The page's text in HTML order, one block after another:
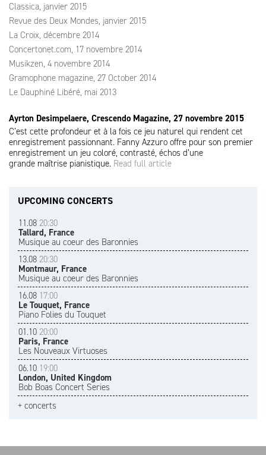
Classica, janvier 2015
Revue des Deux Mondes, janvier 2015
La Croix, décembre 2014
Concertonet.com, 17 novembre 2014
Musikzen, 4 novembre 2014
Gramophone magazine, 27 October 2014
Le Dauphiné Libéré, mai 2013
Ayrton Desimpelaere, Crescendo Magazine, 27 novembre 2015
C’est cette profondeur et à la fois ce jeu naturel qui rendent cet
enregistrement passionnant. Fanny Azzuro offre pour son premier
enregistrement un jeu coloré, contrasté, échos d’une
grande maîtrise pianistique. Read full article
UPCOMING CONCERTS
11.08 20:30
Tallard, France
Musique au coeur des Baronnies
13.08 20:30
Montmaur, France
Musique au coeur des Baronnies
16.08 17:00
Le Touquet, France
Piano Folies du Touquet
01.10 20:00
Paris, France
Les Nouveaux Virtuoses
06.10 19:00
London, United Kingdom
Bob Boas Concert Series
+ concerts